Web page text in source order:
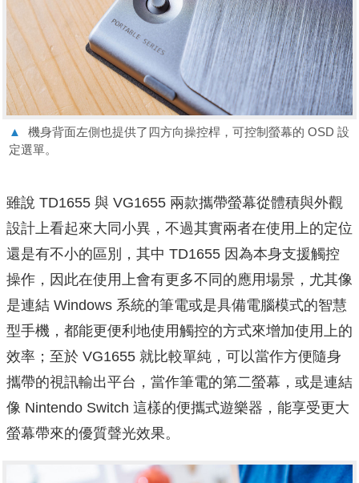
▲
機身背面左側也提供了四方向操控桿，可控制螢幕的 OSD 設
定選單。
雖說 TD1655 與 VG1655 兩款攜帶螢幕從體積與外觀
設計上看起來大同小異，不過其實兩者在使用上的定位
還是有不小的區別，其中 TD1655 因為本身支援觸控
操作，因此在使用上會有更多不同的應用場景，尤其像
是連結 Windows 系統的筆電或是具備電腦模式的智慧
型手機，都能更便利地使用觸控的方式來增加使用上的
效率；至於 VG1655 就比較單純，可以當作方便隨身
攜帶的視訊輸出平台，當作筆電的第二螢幕，或是連結
像 Nintendo Switch 這樣的便攜式遊樂器，能享受更大
螢幕帶來的優質聲光效果。